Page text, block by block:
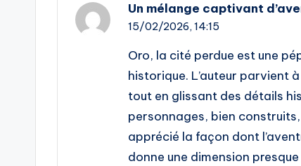
Un mélange captivant
15/02/2026, 14:15
Oro, la cité perdue est une
historique. L’auteur parvient
tout en glissant des détails
personnages, bien
apprécié la façon dont
donne une dimension